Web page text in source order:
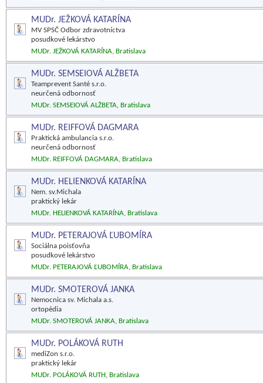
MUDr. JEŽKOVÁ KATARÍNA
MV SPSČ Odbor zdravotníctva
posudkové lekárstvo
MUDr. JEŽKOVÁ KATARÍNA, Bratislava
MUDr. SEMSEIOVÁ ALŽBETA
Teamprevent Santé s.r.o.
neurčená odbornosť
MUDr. SEMSEIOVÁ ALŽBETA, Bratislava
MUDr. REIFFOVÁ DAGMARA
Praktická ambulancia s.r.o.
neurčená odbornosť
MUDr. REIFFOVÁ DAGMARA, Bratislava
MUDr. HELIENKOVÁ KATARÍNA
Nem. sv.Michala
praktický lekár
MUDr. HELIENKOVÁ KATARÍNA, Bratislava
MUDr. PETERAJOVÁ ĽUBOMÍRA
Sociálna poisťovňa
posudkové lekárstvo
MUDr. PETERAJOVÁ ĽUBOMÍRA, Bratislava
MUDr. SMOTEROVÁ JANKA
Nemocnica sv. Michala a.s.
ortopédia
MUDr. SMOTEROVÁ JANKA, Bratislava
MUDr. POLÁKOVÁ RUTH
mediZon s.r.o.
praktický lekár
MUDr. POLÁKOVÁ RUTH, Bratislava